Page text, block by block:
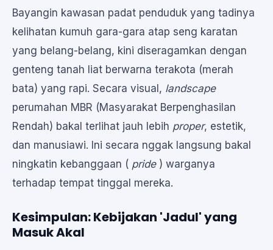
Bayangin kawasan padat penduduk yang tadinya
kelihatan kumuh gara-gara atap seng karatan
yang belang-belang, kini diseragamkan dengan
genteng tanah liat berwarna terakota (merah
bata) yang rapi. Secara visual, landscape
perumahan MBR (Masyarakat Berpenghasilan
Rendah) bakal terlihat jauh lebih proper, estetik,
dan manusiawi. Ini secara nggak langsung bakal
ningkatin kebanggaan ( pride) warganya
terhadap tempat tinggal mereka.
Kesimpulan: Kebijakan 'Jadul' yang
Masuk Akal